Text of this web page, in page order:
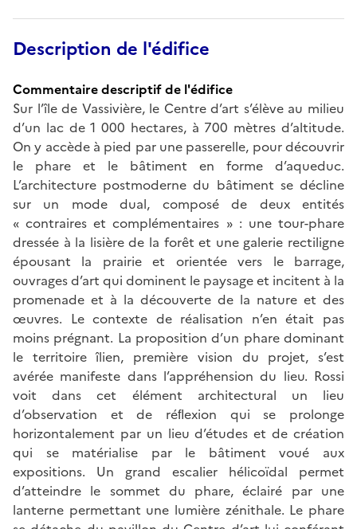
Description de l'édifice
Commentaire descriptif de l'édifice
Sur l’île de Vassivière, le Centre d’art s’élève au milieu
d’un lac de 1 000 hectares, à 700 mètres d’altitude.
On y accède à pied par une passerelle, pour découvrir
le phare et le bâtiment en forme d’aqueduc.
L’architecture postmoderne du bâtiment se décline
sur un mode dual, composé de deux entités
« contraires et complémentaires » : une tour-phare
dressée à la lisière de la forêt et une galerie rectiligne
épousant la prairie et orientée vers le barrage,
ouvrages d’art qui dominent le paysage et incitent à la
promenade et à la découverte de la nature et des
œuvres. Le contexte de réalisation n’en était pas
moins prégnant. La proposition d’un phare dominant
le territoire îlien, première vision du projet, s’est
avérée manifeste dans l’appréhension du lieu. Rossi
voit dans cet élément architectural un lieu
d’observation et de réﬂexion qui se prolonge
horizontalement par un lieu d’études et de création
qui se matérialise par le bâtiment voué aux
expositions. Un grand escalier hélicoïdal permet
d’atteindre le sommet du phare, éclairé par une
lanterne permettant une lumière zénithale. Le phare